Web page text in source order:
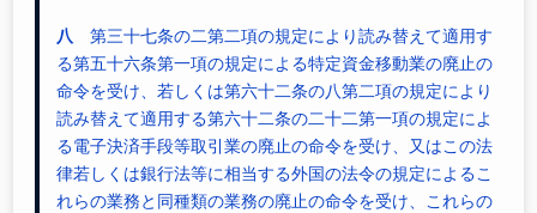
八 第三十七条の二第二項の規定により読み替えて適用す
る第五十六条第一項の規定による特定資金移動業の廃止の
命令を受け、若しくは第六十二条の八第二項の規定により
読み替えて適用する第六十二条の二十二第一項の規定によ
る電子決済手段等取引業の廃止の命令を受け、又はこの法
律若しくは銀行法等に相当する外国の法令の規定によるこ
れらの業務と同種類の業務の廃止の命令を受け、これらの